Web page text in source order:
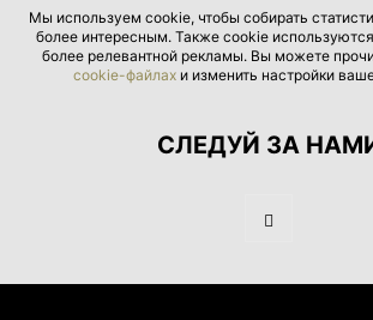
Мы используем cookie, чтобы собирать
более интересным. Также cookie
более релевантной рекламы. Вы можете
cookie-файлах и изменить настройки
СЛЕДУЙ ЗА